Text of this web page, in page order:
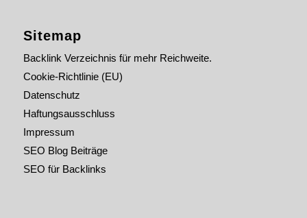
Sitemap
Backlink Verzeichnis für mehr Reichweite.
Cookie-Richtlinie (EU)
Datenschutz
Haftungsausschluss
Impressum
SEO Blog Beiträge
SEO für Backlinks